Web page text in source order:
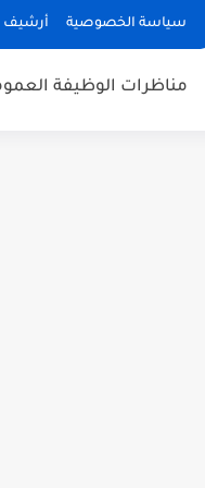
سياسة الخصوصية أرشيف
مناظرات الوظيفة